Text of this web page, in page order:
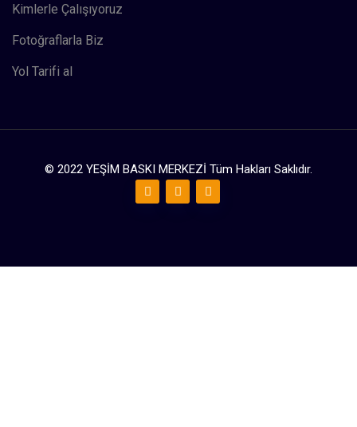
Kimlerle Çalışıyoruz
Fotoğraflarla Biz
Yol Tarifi al
© 2022 YEŞİM BASKI MERKEZİ Tüm Hakları Saklıdır.